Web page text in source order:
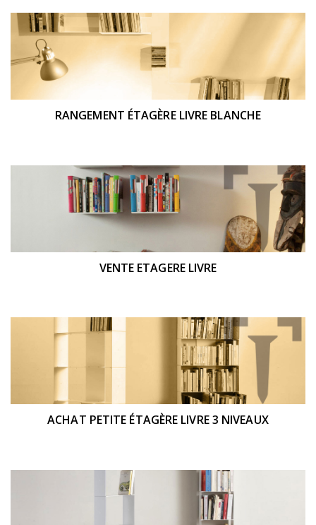
RANGEMENT ÉTAGÈRE LIVRE BLANCHE
VENTE ETAGERE LIVRE
ACHAT PETITE ÉTAGÈRE LIVRE 3 NIVEAUX